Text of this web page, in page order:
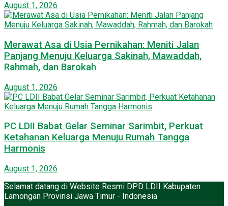
August 1, 2026
Merawat Asa di Usia Pernikahan: Meniti Jalan
Panjang Menuju Keluarga Sakinah, Mawaddah,
Rahmah, dan Barokah
August 1, 2026
PC LDII Babat Gelar Seminar Sarimbit, Perkuat
Ketahanan Keluarga Menuju Rumah Tangga
Harmonis
August 1, 2026
Selamat datang di Website Resmi DPD LDII Kabupaten
Lamongan Provinsi Jawa Timur - Indonesia